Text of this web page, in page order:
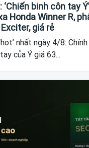
binh côn tay
Honda Winner R,
giá rẻ
nhất ngày 4/8:
của Ý giá 63...